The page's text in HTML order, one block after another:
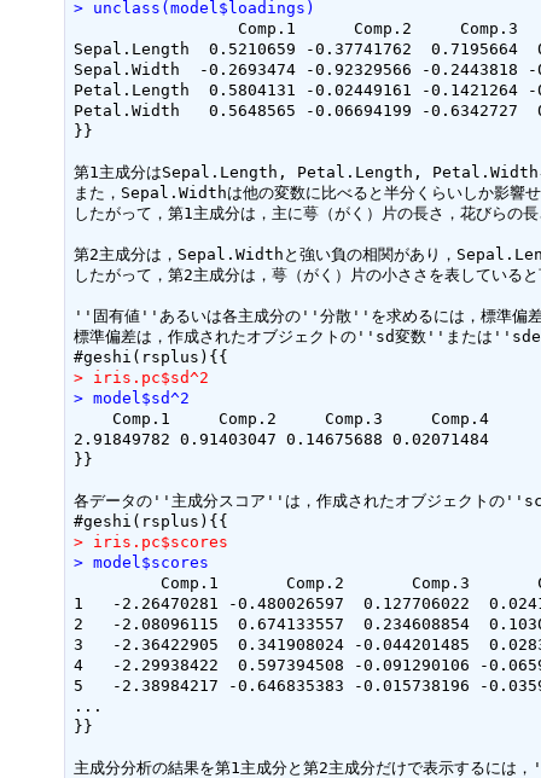
> unclass(model$loadings)
Comp.1      Comp.2     Comp.3
Sepal.Length  0.5210659 -0.37741762  0.7195664
Sepal.Width  -0.2693474 -0.92329566 -0.2443818 -
Petal.Length  0.5804131 -0.02449161 -0.1421264 -
Petal.Width   0.5648565 -0.06694199 -0.6342727
}}
第1主成分はSepal.Length, Petal.Length, Petal.Widthを同
また，Sepal.Widthは他の変数に比べると半分くらいしか影響
したがって，第1主成分は，主に萼（がく）片の長さ，花びらの
第2主成分は，Sepal.Widthと強い負の相関があり，
したがって，第2主成分は，萼（がく）片の小ささを表している
''固有値''あるいは各主成分の''分散''を求めるには，標準偏差
標準偏差は，作成されたオブジェクトの''sd変数''または
> iris.pc$sd^2
> model$sd^2
    Comp.1     Comp.2     Comp.3     Comp.4
2.91849782 0.91403047 0.14675688 0.02071484
}}
各データの''主成分スコア''は，作成されたオブジェクトの
> iris.pc$scores
> model$scores
Comp.1       Comp.2       Comp.3
1   -2.26470281 -0.480026597  0.127706022
2   -2.08096115  0.674133557  0.234608854
3   -2.36422905  0.341908024 -0.044201485
4   -2.29938422  0.597394508 -0.091290106 -
5   -2.38984217 -0.646835383 -0.015738196 -
...
}}
主成分分析の結果を第1主成分と第2主成分だけで表示するに